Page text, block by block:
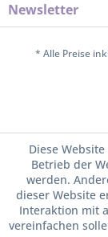
Newsletter
* Alle Preise
Diese
Betrieb der
werden.
dieser Website
Interaktion mit
vereinfachen